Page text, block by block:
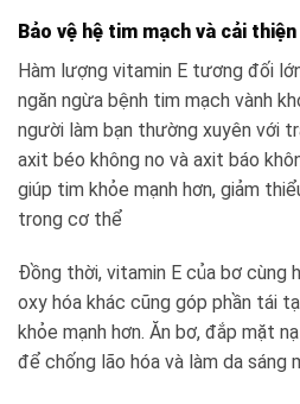
Bảo vệ hệ tim mạch và cải
Hàm lượng vitamin E tương đối
ngăn ngừa bệnh tim mạch vành
người làm bạn thường xuyên với
axit béo không no và axit báo
giúp tim khỏe mạnh hơn, giảm
trong cơ thể
Đồng thời, vitamin E của bơ cùng
oxy hóa khác cũng góp phần tái
khỏe mạnh hơn. Ăn bơ, đắp mặt
để chống lão hóa và làm da sáng